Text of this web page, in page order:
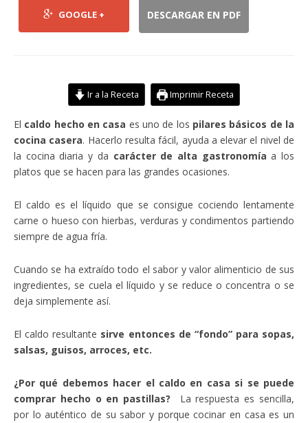
GOOGLE + DESCARGAR EN PDF
Ir a la Receta Imprimir Receta
El caldo hecho en casa es uno de los pilares básicos de la
cocina casera. Hacerlo resulta fácil, ayuda a elevar el nivel de
la cocina diaria y da carácter de alta gastronomía a los
platos que se hacen para las grandes ocasiones.
El caldo es el líquido que se consigue cociendo lentamente
carne o hueso con hierbas, verduras y condimentos partiendo
siempre de agua fría.
Cuando se ha extraído todo el sabor y valor alimenticio de sus
ingredientes, se cuela el líquido y se reduce o concentra o se
deja simplemente así.
El caldo resultante sirve entonces de “fondo” para sopas,
salsas, guisos, arroces, etc.
¿Por qué debemos hacer el caldo en casa si se puede
comprar hecho o en pastillas? La respuesta es sencilla,
por lo auténtico de su sabor y porque cocinar en casa es un